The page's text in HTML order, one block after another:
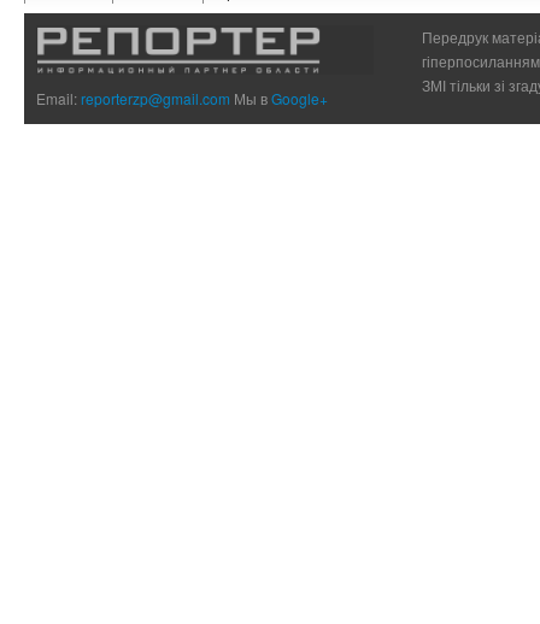
Email:reporterzp@gmail.com Мы вGoogle+
Передрук
ЗМІ тільки зі